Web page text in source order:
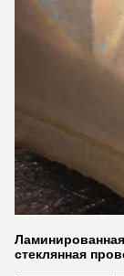
стеклянная